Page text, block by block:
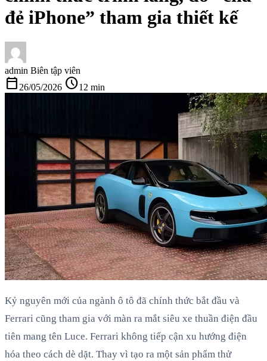
đẻ iPhone” tham gia thiết kế
admin Biên tập viên
calendar_today 26/05/2026 schedule12 min
Kỷ nguyên mới của ngành ô tô đã chính thức bắt đầu và
Ferrari cũng tham gia với màn ra mắt siêu xe thuần điện đầu
tiên mang tên Luce. Ferrari không tiếp cận xu hướng điện
hóa theo cách dè dặt. Thay vì tạo ra một sản phẩm thử